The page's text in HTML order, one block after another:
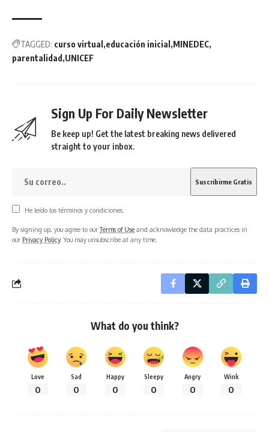
TAGGED: curso virtual educación inicial MINEDEC
parentalidad UNICEF
Sign Up For Daily Newsletter
Be keep up! Get the latest breaking news delivered
straight to your inbox.
He leído los términos y condiciones.
By signing up, you agree to ourTerms of Use and acknowledge the data practices in
our Privacy Policy. You may unsubscribe at any time.
What do you think?
Love
0
Sad
0
Happy
0
Sleepy
0
Angry
0
Wink
0